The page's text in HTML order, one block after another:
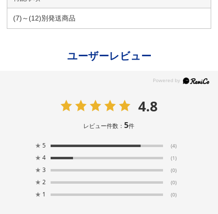
(7)～(12)別発送商品
ユーザーレビュー
4.8
レビュー件数：5件
★ 5 (4)
★ 4 (1)
★ 3 (0)
★ 2 (0)
★ 1 (0)